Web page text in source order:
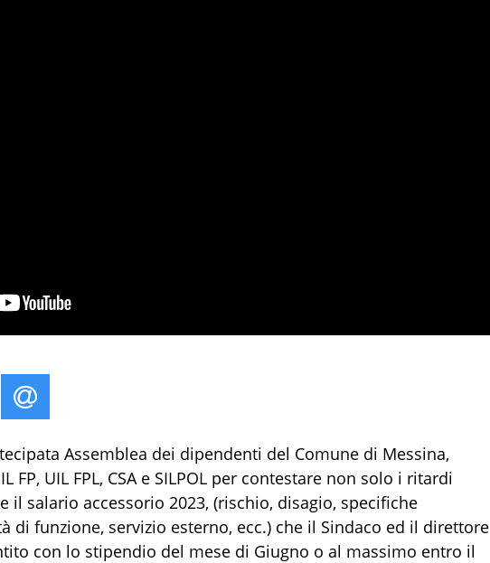
Assemblea dei dipendenti del Comune di Messina,
FP, UIL FPL, CSA e SILPOL per contestare non solo i ritardi
il salario accessorio 2023, (rischio, disagio, specifiche
di funzione, servizio esterno, ecc.) che il Sindaco ed il direttore
con lo stipendio del mese di Giugno o al massimo entro il